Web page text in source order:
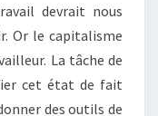
devrait nous
Or le capitalisme
La tâche de
cet état de fait
des outils de